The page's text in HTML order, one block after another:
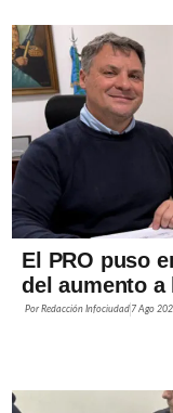
El PRO puso
del aumento
PorRedacción Infociudad 7 Ago